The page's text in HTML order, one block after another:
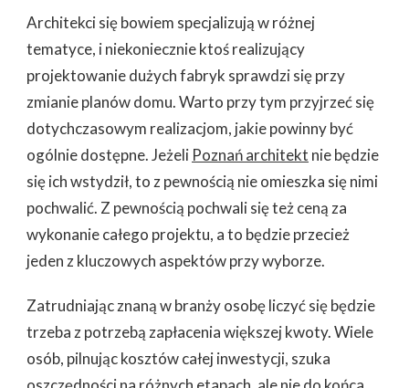
Architekci się bowiem specjalizują w różnej
tematyce, i niekoniecznie ktoś realizujący
projektowanie dużych fabryk sprawdzi się przy
zmianie planów domu. Warto przy tym przyjrzeć się
dotychczasowym realizacjom, jakie powinny być
ogólnie dostępne. Jeżeli Poznań architekt nie będzie
się ich wstydził, to z pewnością nie omieszka się nimi
pochwalić. Z pewnością pochwali się też ceną za
wykonanie całego projektu, a to będzie przecież
jeden z kluczowych aspektów przy wyborze.
Zatrudniając znaną w branży osobę liczyć się będzie
trzeba z potrzebą zapłacenia większej kwoty. Wiele
osób, pilnując kosztów całej inwestycji, szuka